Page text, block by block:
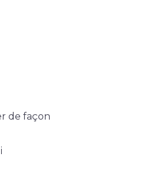
de façon